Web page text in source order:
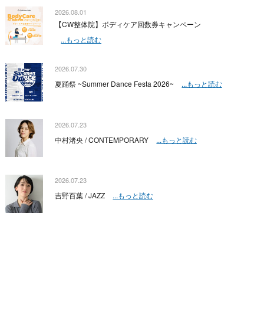
2026.08.01
【CW整体院】ボディケア回数券キャンペーン
...もっと読む
2026.07.30
夏踊祭 ~Summer Dance Festa 2026~ ...もっと読む
2026.07.23
中村渚央 / CONTEMPORARY ...もっと読む
2026.07.23
吉野百葉 / JAZZ ...もっと読む